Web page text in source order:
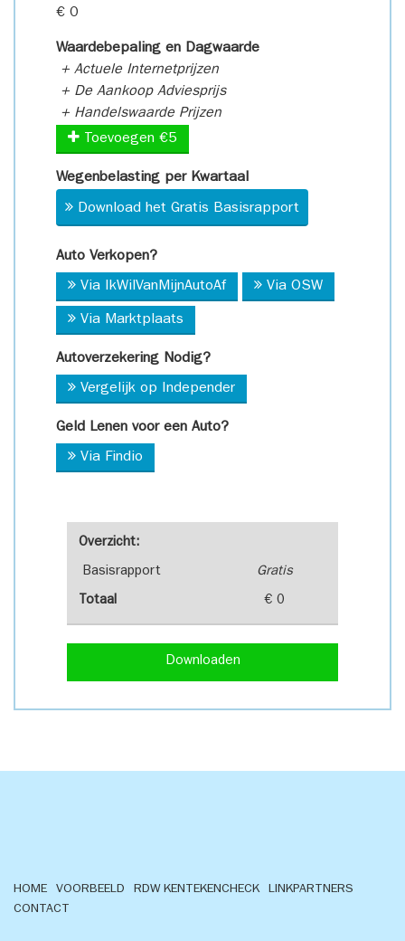
Overzicht:
Basisrapport Gratis
Totaal € 0
Downloaden
€ 0
Waardebepaling en Dagwaarde
+ Actuele Internetprijzen
+ De Aankoop Adviesprijs
+ Handelswaarde Prijzen
Toevoegen €5
Wegenbelasting per Kwartaal
Download het Gratis Basisrapport
Auto Verkopen?
Via IkWilVanMijnAutoAf Via OSW
Via Marktplaats
Autoverzekering Nodig?
Vergelijk op Independer
Geld Lenen voor een Auto?
Via Findio
HOME VOORBEELD RDW KENTEKENCHECK
LINKPARTNERS
CONTACT